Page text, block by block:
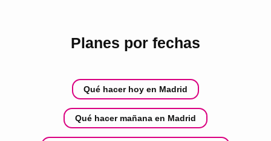
Planes por fechas
Qué hacer hoy en Madrid
Qué hacer mañana en Madrid